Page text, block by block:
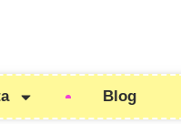
Blog